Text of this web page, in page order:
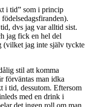
i tid” som i princip
dvs jag var alltid sist.
jag fick en hel del
(vilket jag inte själv tyckte
stil att komma
förväntas man idka
i tid, dessutom. Eftersom
med en drink i